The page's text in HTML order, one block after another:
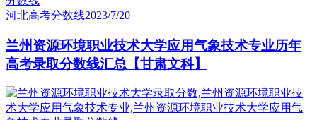
河北高考分数线2023/7/20
兰州资源环境职业技术大学应用气象技术专业历年
高考录取分数线汇总【甘肃文科】